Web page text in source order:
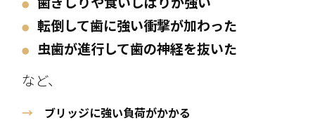
●
●転倒して歯に強い衝撃が加わった
● 虫歯が進行して歯の神経を抜いた
など、
→ ブリッジに強い負荷がかかる